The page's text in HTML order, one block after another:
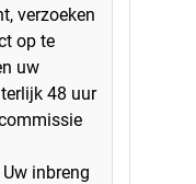
verzoeken
op te
uw
48 uur
inbreng